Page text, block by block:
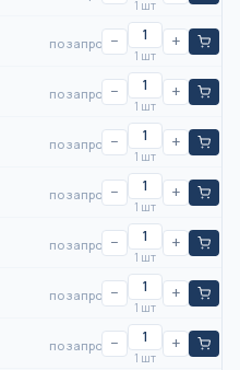
1 шт
по запросу−
1 шт
+
по запросу−
1 шт
+
по запросу−
1 шт
+
по запросу−
1 шт
+
по запросу−
1 шт
+
по запросу−
1 шт
+
по запросу−
1 шт
+